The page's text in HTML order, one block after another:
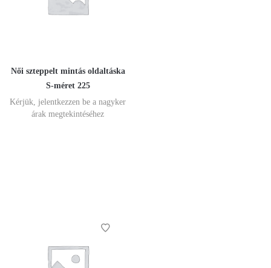
Női szteppelt mintás oldaltáska
S-méret 225
Kérjük, jelentkezzen be a nagyker
árak megtekintéséhez